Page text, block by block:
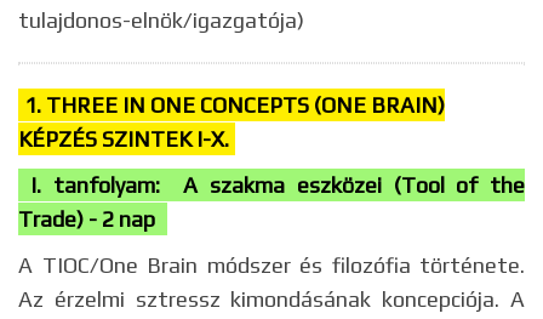
tulajdonos-elnök/igazgatója)
1. THREE IN ONE CONCEPTS (ONE BRAIN)
KÉPZÉS SZINTEK I-X.
I. tanfolyam: A szakma eszközei (Tool of the
Trade) - 2 nap
A TIOC/One Brain módszer és filozófia története.
Az érzelmi sztressz kimondásának koncepciója. A